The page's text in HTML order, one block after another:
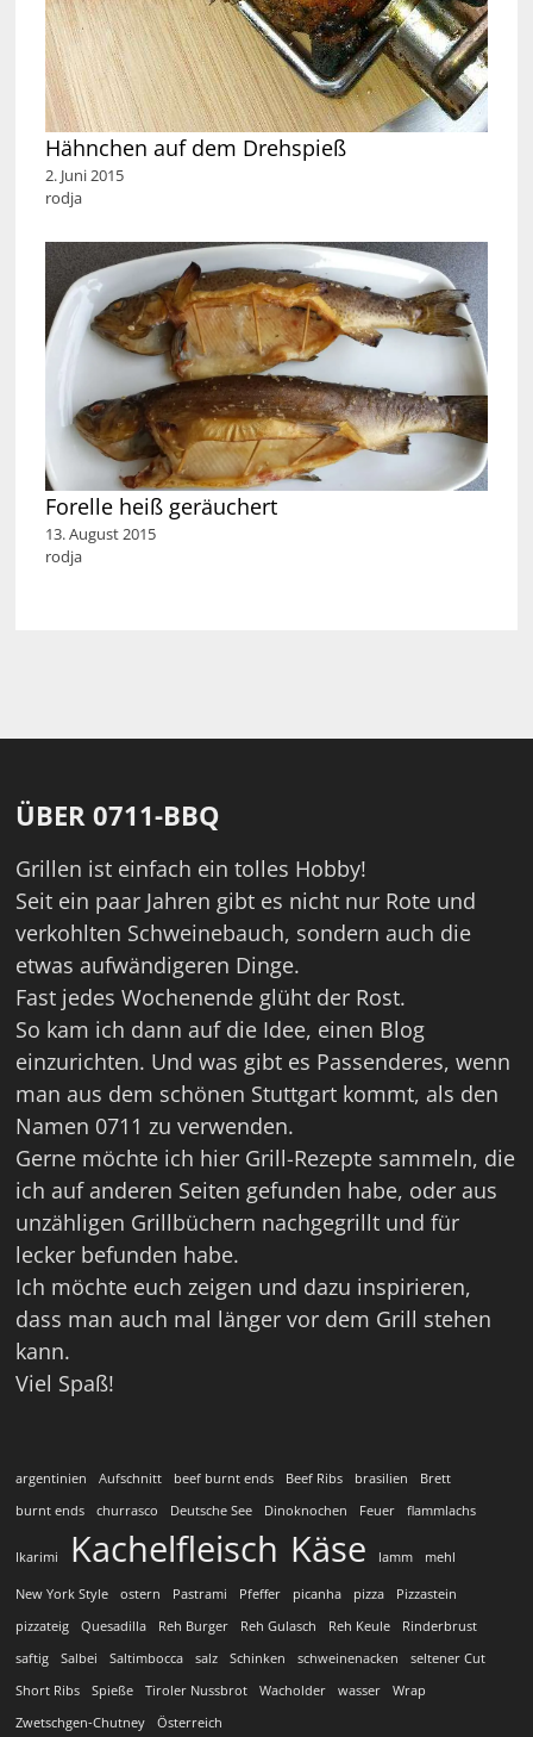
Hähnchen auf dem Drehspieß
2. Juni 2015
rodja
Forelle heiß geräuchert
13. August 2015
rodja
ÜBER 0711-BBQ
Grillen ist einfach ein tolles Hobby!
Seit ein paar Jahren gibt es nicht nur Rote und
verkohlten Schweinebauch, sondern auch die
etwas aufwändigeren Dinge.
Fast jedes Wochenende glüht der Rost.
So kam ich dann auf die Idee, einen Blog
einzurichten. Und was gibt es Passenderes, wenn
man aus dem schönen Stuttgart kommt, als den
Namen 0711 zu verwenden.
Gerne möchte ich hier Grill-Rezepte sammeln, die
ich auf anderen Seiten gefunden habe, oder aus
unzähligen Grillbüchern nachgegrillt und für
lecker befunden habe.
Ich möchte euch zeigen und dazu inspirieren,
dass man auch mal länger vor dem Grill stehen
kann.
Viel Spaß!
argentinien Aufschnitt beef burnt ends Beef Ribs brasilien
Brett
burnt ends
churrasco Deutsche See Dinoknochen Feuer flammlachs
Ikarimi Kachelfleisch Käse lamm mehl
New York Style ostern Pastrami Pfeffer picanha pizza
Pizzastein
pizzateig
Quesadilla Reh Burger Reh Gulasch Reh Keule
Rinderbrust
saftig
Salbei Saltimbocca salz Schinken schweinenacken
seltener Cut
Short Ribs
Spieße Tiroler Nussbrot Wacholder wasser
Wrap
Zwetschgen-Chutney
Österreich